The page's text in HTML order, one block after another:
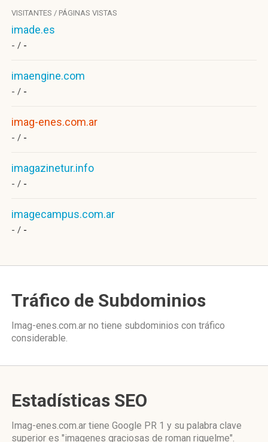
VISITANTES / PÁGINAS VISTAS
imade.es
- / -
imaengine.com
- / -
imag-enes.com.ar
- / -
imagazinetur.info
- / -
imagecampus.com.ar
- / -
Tráfico de Subdominios
Imag-enes.com.ar no tiene subdominios con tráfico
considerable.
Estadísticas SEO
Imag-enes.com.ar tiene Google PR 1 y su palabra clave
superior es "imagenes graciosas de roman riquelme".